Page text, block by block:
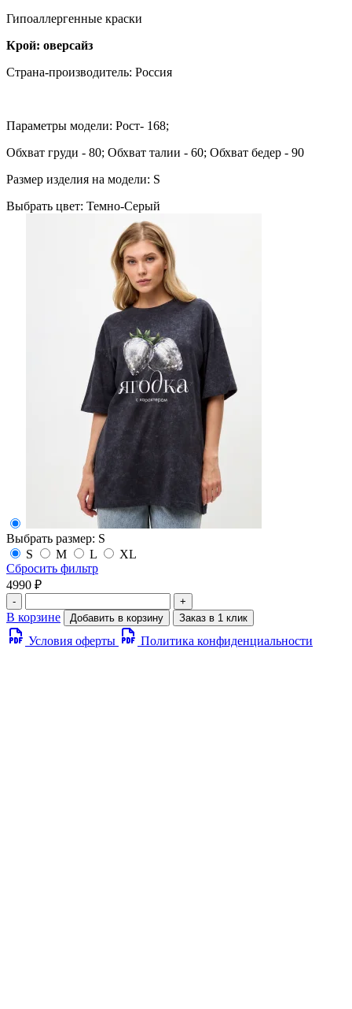
Гипоаллергенные краски
Крой: оверсайз
Страна-производитель: Россия
Параметры модели: Рост- 168;
Обхват груди - 80; Обхват талии - 60; Обхват бедер - 90
Размер изделия на модели: S
Выбрать цвет: Темно-Серый
Выбрать размер: S
S
M L
XL
Сбросить фильтр
4990 ₽
- +
В корзине Добавить в корзину Заказ в 1 клик
Условия оферты Политика конфиденциальности